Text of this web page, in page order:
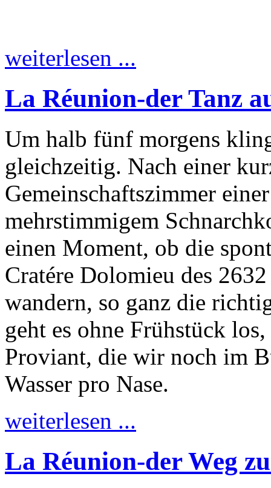
weiterlesen ...
La Réunion-der Tanz
Um halb fünf morgens
gleichzeitig. Nach einer
Gemeinschaftszimmer
mehrstimmigem
einen Moment, ob die
Cratére Dolomieu des
wandern, so ganz die
geht es ohne Frühstück
Proviant, die wir noch im
Wasser pro Nase.
weiterlesen ...
La Réunion-der Weg